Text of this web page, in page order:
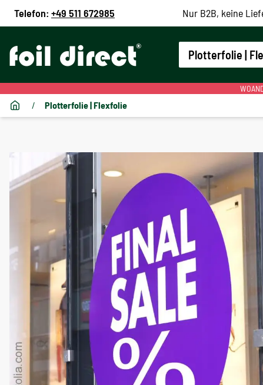
Telefon: +49 511 672985 Nur B2B, keine
Plotterfolie |
/ Plotterfolie | Flexfolie